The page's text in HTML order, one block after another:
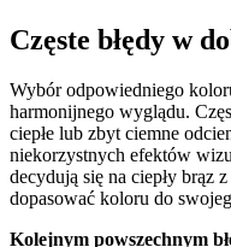
Częste błędy w
Wybór odpowiedniego
harmonijnego wyglądu.
ciepłe lub zbyt ciemne
niekorzystnych efektów
decydują się na ciepły brąz
dopasować koloru do
Kolejnym powszechnym